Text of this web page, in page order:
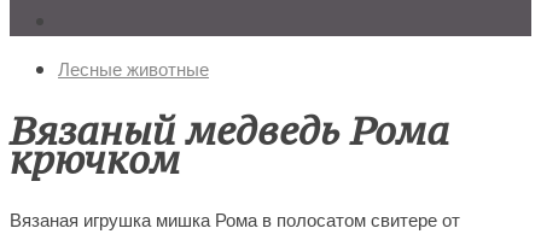
Лесные животные
Вязаный медведь Рома
крючком
Вязаная игрушка мишка Рома в полосатом свитере от